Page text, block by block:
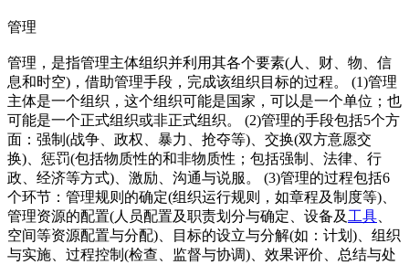
管理
管理，是指管理主体组织并利用其各个要素(人、财、物、信
息和时空)，借助管理手段，完成该组织目标的过程。 (1)管理
主体是一个组织，这个组织可能是国家，可以是一个单位；也
可能是一个正式组织或非正式组织。 (2)管理的手段包括5个方
面：强制(战争、政权、暴力、抢夺等)、交换(双方意愿交
换)、惩罚(包括物质性的和非物质性；包括强制、法律、行
政、经济等方式)、激励、沟通与说服。 (3)管理的过程包括6
个环节：管理规则的确定(组织运行规则，如章程及制度等)、
管理资源的配置(人员配置及职责划分与确定、设备及 工具
空间等资源配置与分配)、目标的设立与分解(如：计划)、组织
与实施、过程控制(检查、监督与协调)、效果评价、总结与处